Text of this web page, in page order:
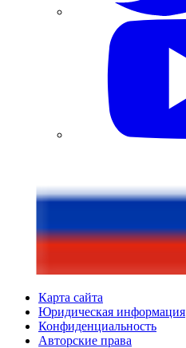
Карта сайта
Юридическая информация
Конфиденциальность
Авторские права